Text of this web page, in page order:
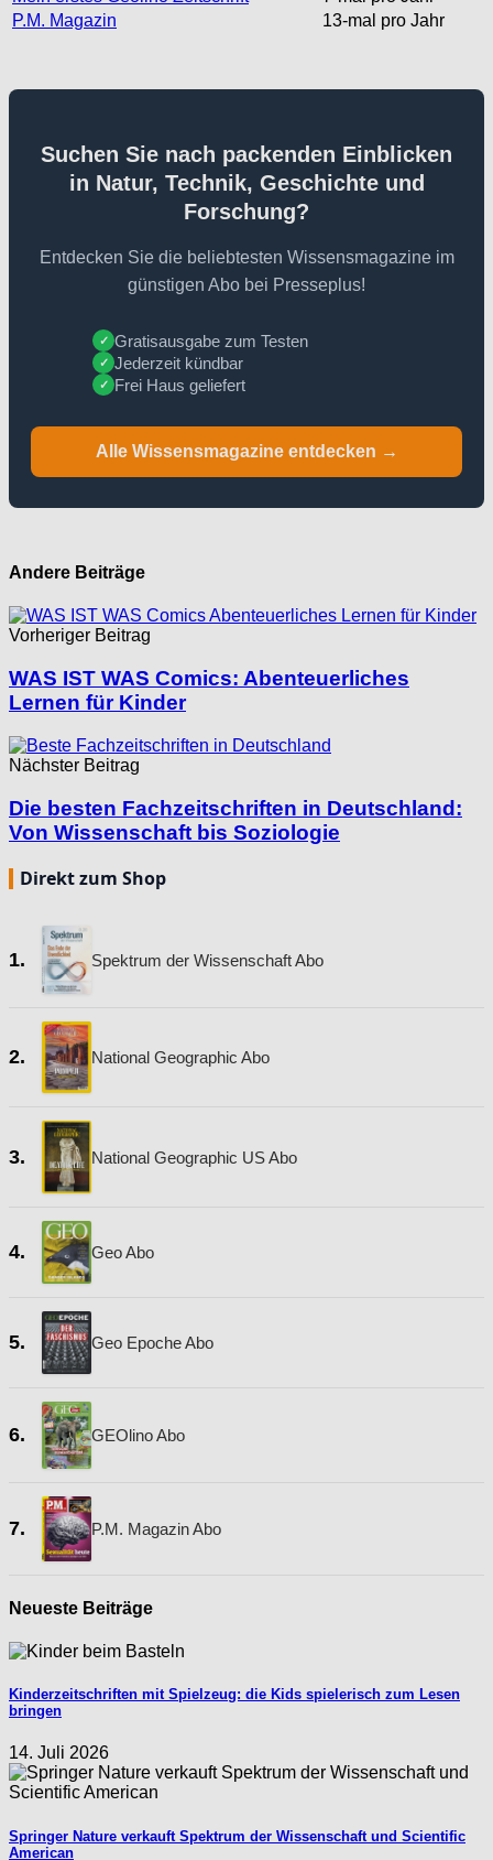
P.M. Magazin
13-mal pro Jahr
Suchen Sie nach packenden Einblicken
in Natur, Technik, Geschichte und
Forschung?
Entdecken Sie die beliebtesten Wissensmagazine im
günstigen Abo bei Presseplus!
✓ Gratisausgabe zum Testen
✓ Jederzeit kündbar
✓ Frei Haus geliefert
Alle Wissensmagazine entdecken →
Andere Beiträge
Vorheriger Beitrag
WAS IST WAS Comics: Abenteuerliches
Lernen für Kinder
Nächster Beitrag
Die besten Fachzeitschriften in Deutschland:
Von Wissenschaft bis Soziologie
Direkt zum Shop
1. Spektrum der Wissenschaft Abo
2. National Geographic Abo
3. National Geographic US Abo
4. Geo Abo
5. Geo Epoche Abo
6. GEOlino Abo
7. P.M. Magazin Abo
Neueste Beiträge
Kinderzeitschriften mit Spielzeug: die Kids spielerisch zum Lesen
bringen
14. Juli 2026
Springer Nature verkauft Spektrum der Wissenschaft und Scientific
American